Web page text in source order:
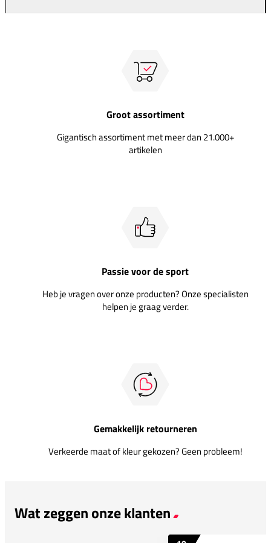
Groot assortiment
Gigantisch assortiment met meer dan 21.000+
artikelen
Passie voor de sport
Heb je vragen over onze producten? Onze specialisten
helpen je graag verder.
Gemakkelijk retourneren
Verkeerde maat of kleur gekozen? Geen probleem!
Wat zeggen onze klanten